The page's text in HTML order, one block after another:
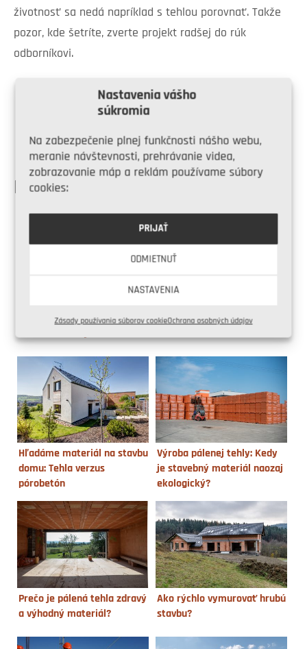
Nastavenia vášho
súkromia
Na zabezpečenie plnej funkčnosti nášho webu,
meranie návštevnosti, prehrávanie videa,
zobrazovanie máp a reklám používame súbory
cookies:
PRIJAŤ
ODMIETNUŤ
NASTAVENIA
Zásady používania súborov cookieOchrana osobných údajov
životnosť sa nedá napríklad s tehlou porovnať. Takže
pozor, kde šetríte, zverte projekt radšej do rúk
odborníkovi.
Share on Facebook
Share on Twitter
PODOBNÉ ČLÁNKY
Ako začať stavať dom?
Požiarna odolnosť domu z
Hľadáme materiál na stavbu
domu: Tehla verzus
pórobetón
Výroba pálenej tehly: Kedy
je stavebný materiál naozaj
ekologický?
Prečo je pálená tehla zdravý
a výhodný materiál?
Ako rýchlo vymurovať hrubú
stavbu?